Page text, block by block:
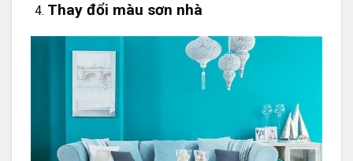
Thay đổi màu sơn nhà